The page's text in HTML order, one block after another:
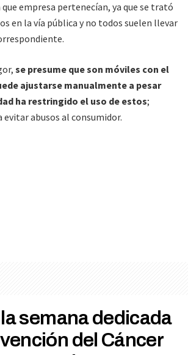
empresa pertenecían, ya que se trató
en la vía pública y no todos suelen llevar
se presume que son móviles con el
ajustarse manualmente a pesar
ha restringido el uso de estos;
abusos al consumidor.
semana dedicada
del Cáncer